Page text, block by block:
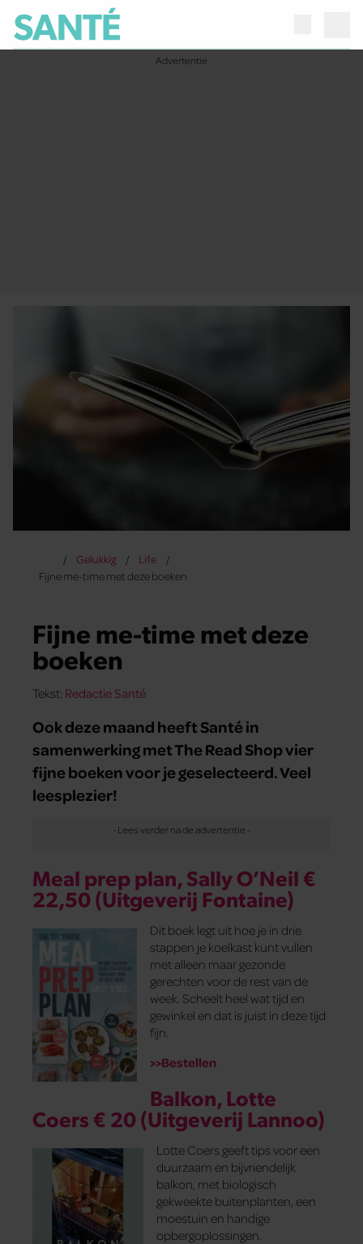
Gelukkig
Life
Fijne me-time met deze boeken
Fijne me-time met deze
boeken
Tekst: Redactie Santé
Ook deze maand heeft Santé in
samenwerking met The Read Shop vier
fijne boeken voor je geselecteerd. Veel
leesplezier!
Meal prep plan, Sally O’Neil €
22,50 (Uitgeverij Fontaine)
Dit boek legt uit hoe je in drie
stappen je koelkast kunt vullen
met alleen maar gezonde
gerechten voor de rest van de
week. Scheelt heel wat tijd en
gewinkel en dat is juist in deze tijd
fijn.
>>Bestellen
Balkon, Lotte
Coers € 20 (Uitgeverij Lannoo)
Lotte Coers geeft tips voor een
duurzaam en bijvriendelijk
balkon, met biologisch
gekweekte buitenplanten, een
moestuin en handige
opbergoplossingen.